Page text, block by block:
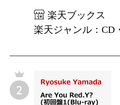
楽天ブックス
楽天ジャンル：CD
2